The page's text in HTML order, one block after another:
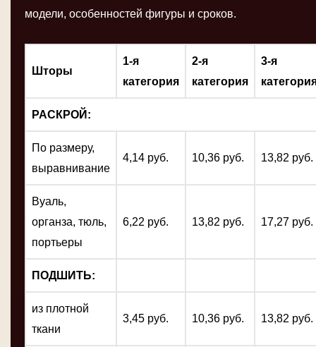
модели, особенностей фигуры и сроков.
Шторы
1-я
категория
2-я
категория
3-я
РАСКРОЙ:
По размеру,
выравнивание
4,14 руб. 10,36 руб. 13,82 руб.
Вуаль,
органза, тюль,
портьеры
6,22 руб. 13,82 руб. 17,27 руб.
ПОДШИТЬ:
из плотной
ткани
3,45 руб. 10,36 руб. 13,82 руб.